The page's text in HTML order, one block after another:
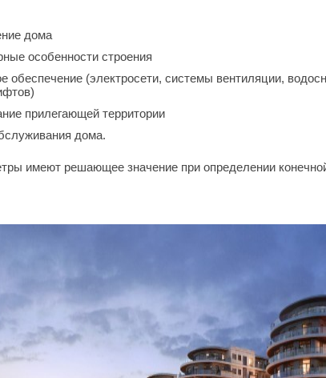
дома
особенности строения
обеспечение (электросети, системы вентиляции,
прилегающей территории
дома.
имеют решающее значение при определении